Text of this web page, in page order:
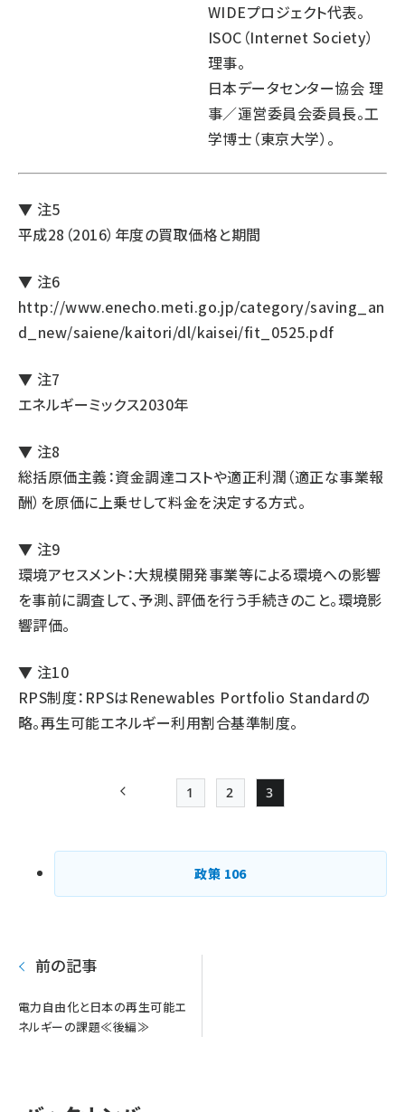
WIDEプロジェクト代表。
ISOC（Internet Society）
理事。
日本データセンター協会 理
事／運営委員会委員長。工
学博士（東京大学）。
▼ 注5
平成28（2016）年度の買取価格と期間
▼ 注6
http://www.enecho.meti.go.jp/category/saving_an
d_new/saiene/kaitori/dl/kaisei/fit_0525.pdf
▼ 注7
エネルギーミックス2030年
▼ 注8
総括原価主義：資金調達コストや適正利潤（適正な事業報
酬）を原価に上乗せして料金を決定する方式。
▼ 注9
環境アセスメント：大規模開発事業等による環境への影響
を事前に調査して、予測、評価を行う手続きのこと。環境影
響評価。
▼ 注10
RPS制度：RPSはRenewables Portfolio Standardの
略。再生可能エネルギー利用割合基準制度。
ジ
送
前ページ Page
1
Page
2
Page
3
政策 106
前の記事
電力自由化と日本の再生可能エ
ネルギーの課題≪後編≫